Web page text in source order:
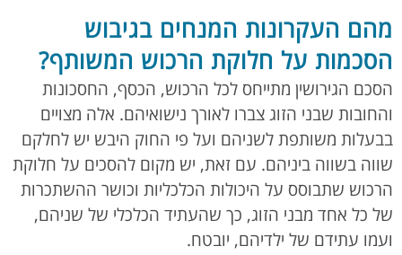
מהם העקרונות המנחים בגיבוש
הסכמות על חלוקת הרכוש המשותף?
הסכם הגירושין מתייחס לכל הרכוש, הכסף, החסכונות
והחובות שבני הזוג צברו לאורך נישואיהם. אלה מצויים
בבעלות משותפת לשניהם ועל פי החוק היבש יש לחלקם
שווה בשווה ביניהם. עם זאת, יש מקום להסכים על חלוקת
הרכוש שתבוסס על היכולות הכלכליות וכושר ההשתכרות
של כל אחד מבני הזוג, כך שהעתיד הכלכלי של שניהם,
ועמו עתידם של ילדיהם, יובטח.